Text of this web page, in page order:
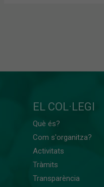
EL COL·LEGI
Què és?
Com s'organitza?
Activitats
Tràmits
Transparència